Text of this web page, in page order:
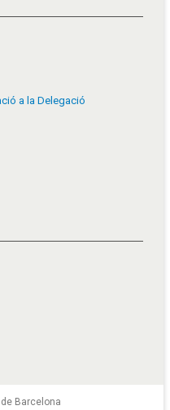
a la Delegació
Barcelona